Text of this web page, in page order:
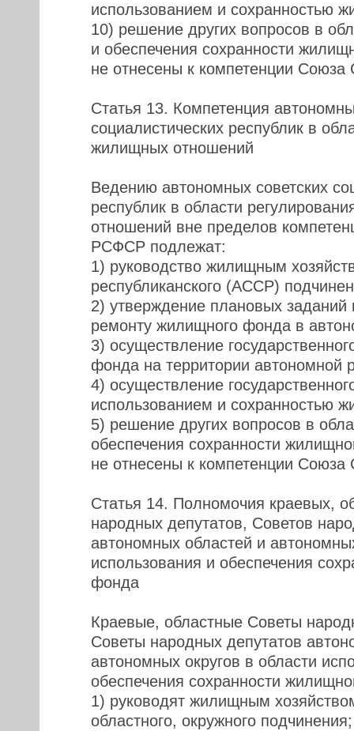
использованием и сохранностью
10) решение других вопросов в
и обеспечения сохранности
не отнесены к компетенции Союза
Статья 13. Компетенция
социалистических республик в
жилищных отношений
Ведению автономных советских
республик в области
отношений вне пределов
РСФСР подлежат:
1) руководство жилищным
республиканского (АССР)
2) утверждение плановых заданий
ремонту жилищного фонда в
3) осуществление
фонда на территории автономной
4) осуществление
использованием и сохранностью
5) решение других вопросов в
обеспечения сохранности
не отнесены к компетенции
Статья 14. Полномочия краевых,
народных депутатов, Советов
автономных областей и
использования и обеспечения
фонда
Краевые, областные Советы
Советы народных депутатов
автономных округов в области
обеспечения сохранности
1) руководят жилищным
областного, окружного подчинения;